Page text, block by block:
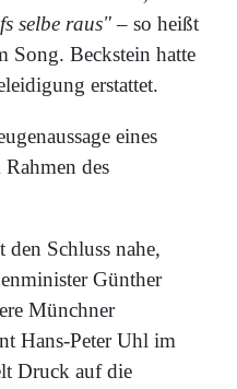
selbe raus"– so heißt
Song. Beckstein hatte
erstattet.
eines
des
den Schluss nahe,
Günther
Münchner
Hans-Peter Uhl im
Druck auf die